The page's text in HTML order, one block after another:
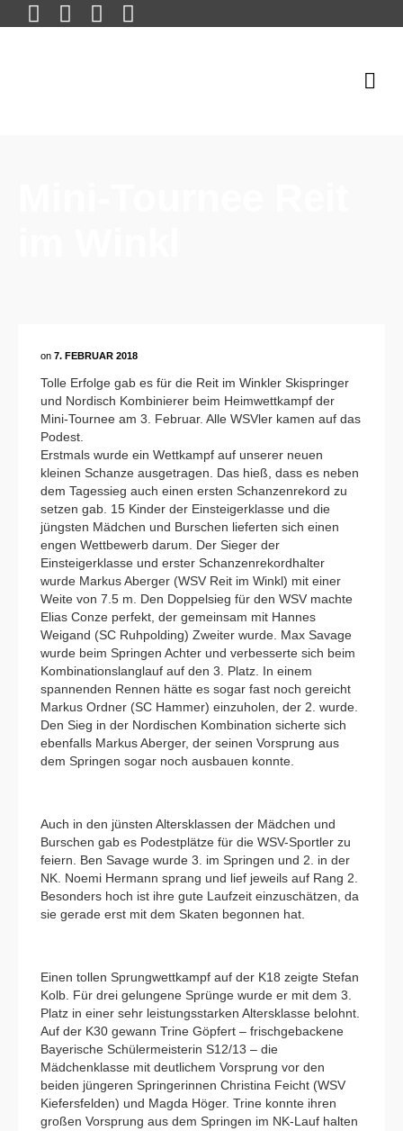
on 7. FEBRUAR 2018
Tolle Erfolge gab es für die Reit im Winkler Skispringer
und Nordisch Kombinierer beim Heimwettkampf der
Mini-Tournee am 3. Februar. Alle WSVler kamen auf das
Podest.
Erstmals wurde ein Wettkampf auf unserer neuen
kleinen Schanze ausgetragen. Das hieß, dass es neben
dem Tagessieg auch einen ersten Schanzenrekord zu
setzen gab. 15 Kinder der Einsteigerklasse und die
jüngsten Mädchen und Burschen lieferten sich einen
engen Wettbewerb darum. Der Sieger der
Einsteigerklasse und erster Schanzenrekordhalter
wurde Markus Aberger (WSV Reit im Winkl) mit einer
Weite von 7.5 m. Den Doppelsieg für den WSV machte
Elias Conze perfekt, der gemeinsam mit Hannes
Weigand (SC Ruhpolding) Zweiter wurde. Max Savage
wurde beim Springen Achter und verbesserte sich beim
Kombinationslanglauf auf den 3. Platz. In einem
spannenden Rennen hätte es sogar fast noch gereicht
Markus Ordner (SC Hammer) einzuholen, der 2. wurde.
Den Sieg in der Nordischen Kombination sicherte sich
ebenfalls Markus Aberger, der seinen Vorsprung aus
dem Springen sogar noch ausbauen konnte.
Auch in den jünsten Altersklassen der Mädchen und
Burschen gab es Podestplätze für die WSV-Sportler zu
feiern. Ben Savage wurde 3. im Springen und 2. in der
NK. Noemi Hermann sprang und lief jeweils auf Rang 2.
Besonders hoch ist ihre gute Laufzeit einzuschätzen, da
sie gerade erst mit dem Skaten begonnen hat.
Einen tollen Sprungwettkampf auf der K18 zeigte Stefan
Kolb. Für drei gelungene Sprünge wurde er mit dem 3.
Platz in einer sehr leistungsstarken Altersklasse belohnt.
Auf der K30 gewann Trine Göpfert – frischgebackene
Bayerische Schülermeisterin S12/13 – die
Mädchenklasse mit deutlichem Vorsprung vor den
beiden jüngeren Springerinnen Christina Feicht (WSV
Kiefersfelden) und Magda Höger. Trine konnte ihren
großen Vorsprung aus dem Springen im NK-Lauf halten